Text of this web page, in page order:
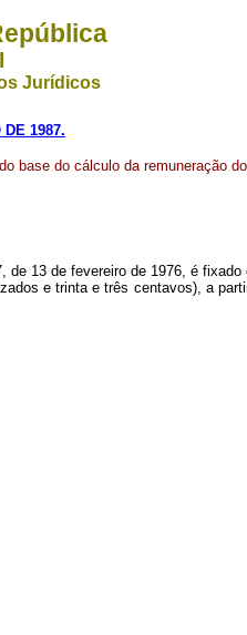
Jurídicos
DE 1987.
base do cálculo da remuneração
de 13 de fevereiro de 1976, é
e trinta e três centavos), a